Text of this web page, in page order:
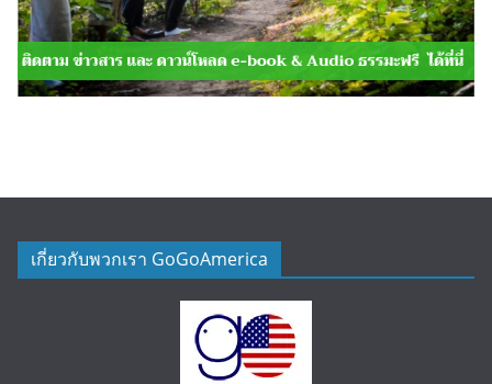
เกี่ยวกับพวกเรา GoGoAmerica